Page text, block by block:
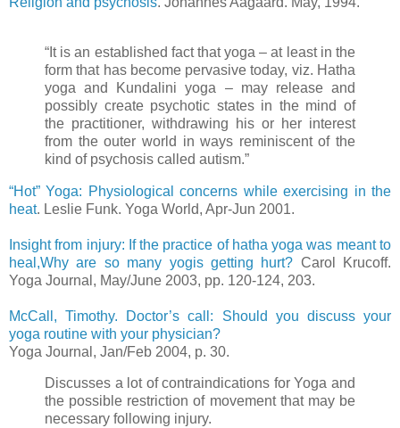
“It is an established fact that yoga – at least in the
form that has become pervasive today, viz. Hatha
yoga and Kundalini yoga – may release and
possibly create psychotic states in the mind of
the practitioner, withdrawing his or her interest
from the outer world in ways reminiscent of the
kind of psychosis called autism.”
“Hot” Yoga: Physiological concerns while exercising in the
heat. Leslie Funk. Yoga World, Apr-Jun 2001.
Insight from injury: If the practice of hatha yoga was meant to
heal,Why are so many yogis getting hurt? Carol Krucoff.
Yoga Journal, May/June 2003, pp. 120-124, 203.
McCall, Timothy. Doctor’s call: Should you discuss your
yoga routine with your physician?
Yoga Journal, Jan/Feb 2004, p. 30.
Discusses a lot of contraindications for Yoga and
the possible restriction of movement that may be
necessary following injury.